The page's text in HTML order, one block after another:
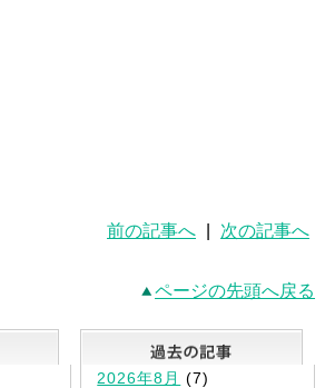
前の記事へ 次の記事へ
ページの先頭へ戻る
最新記事一覧
2026年8月 (7)